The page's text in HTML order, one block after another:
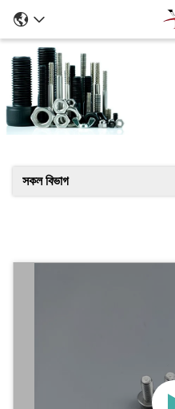
সকল বিভাগ